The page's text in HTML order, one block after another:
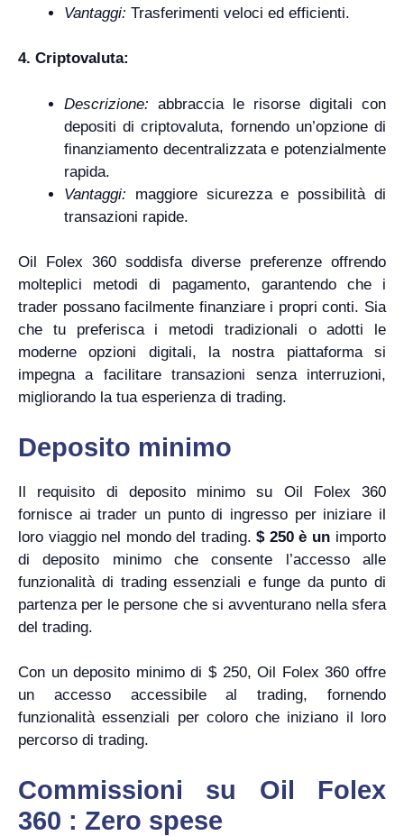
Vantaggi: Trasferimenti veloci ed efficienti.
4. Criptovaluta:
Descrizione: abbraccia le risorse digitali con
depositi di criptovaluta, fornendo un’opzione di
finanziamento decentralizzata e potenzialmente
rapida.
Vantaggi: maggiore sicurezza e possibilità di
transazioni rapide.
Oil Folex 360 soddisfa diverse preferenze offrendo
molteplici metodi di pagamento, garantendo che i
trader possano facilmente finanziare i propri conti. Sia
che tu preferisca i metodi tradizionali o adotti le
moderne opzioni digitali, la nostra piattaforma si
impegna a facilitare transazioni senza interruzioni,
migliorando la tua esperienza di trading.
Deposito minimo
Il requisito di deposito minimo su Oil Folex 360
fornisce ai trader un punto di ingresso per iniziare il
loro viaggio nel mondo del trading. $ 250 è un importo
di deposito minimo che consente l’accesso alle
funzionalità di trading essenziali e funge da punto di
partenza per le persone che si avventurano nella sfera
del trading.
Con un deposito minimo di $ 250, Oil Folex 360 offre
un accesso accessibile al trading, fornendo
funzionalità essenziali per coloro che iniziano il loro
percorso di trading.
Commissioni su Oil Folex
360 : Zero spese